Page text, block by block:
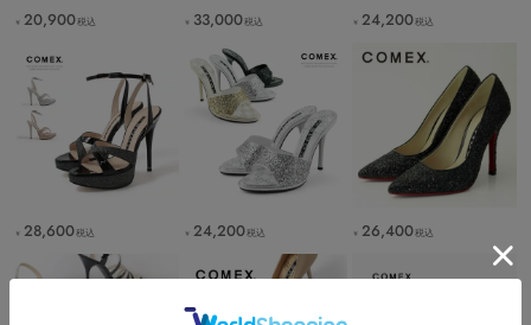
￥ 20,900税込 ￥ 33,000税込 ￥ 24,200税込
￥ 28,600税込 ￥ 24,200税込 ￥ 26,400税込